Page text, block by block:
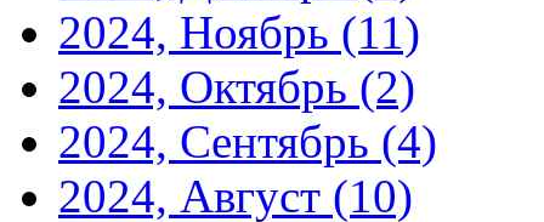
2024, Ноябрь (11)
2024, Октябрь (2)
2024, Сентябрь (4)
2024, Август (10)